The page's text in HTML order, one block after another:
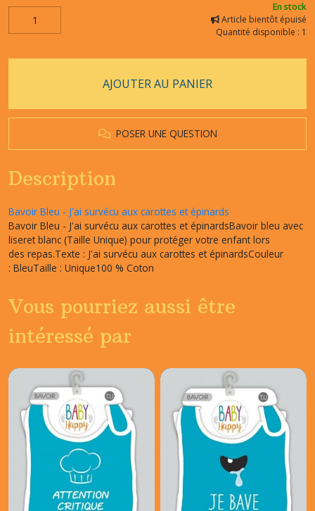
En stock
Article bientôt épuisé
Quantité disponible : 1
AJOUTER AU PANIER
POSER UNE QUESTION
Description
Bavoir Bleu - J'ai survécu aux carottes et épinards
Bavoir Bleu - J'ai survécu aux carottes et épinardsBavoir bleu avec
liseret blanc (Taille Unique) pour protéger votre enfant lors
des repas.Texte : J'ai survécu aux carottes et épinardsCouleur
: BleuTaille : Unique100 % Coton
Vous pourriez aussi être
intéressé par